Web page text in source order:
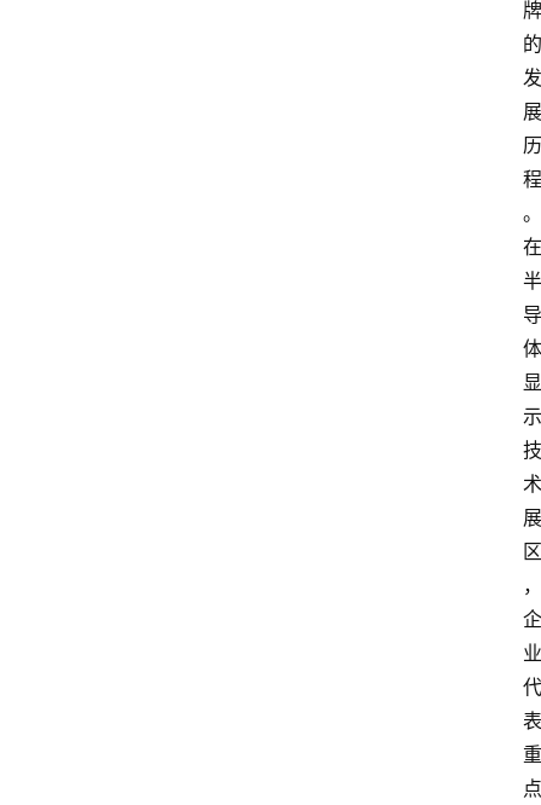
牌
的
发
展
历
程
。
在
半
导
体
显
示
技
术
展
区
，
企
业
代
表
重
点